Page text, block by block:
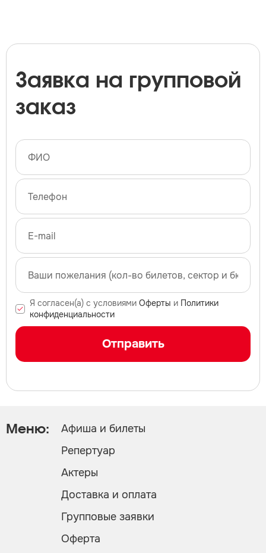
Заявка на групповой
заказ
Я согласен(а) с условиями Оферты и Политики
конфиденциальности
Отправить
Меню:
Афиша и билеты
Репертуар
Актеры
Доставка и оплата
Групповые заявки
Оферта